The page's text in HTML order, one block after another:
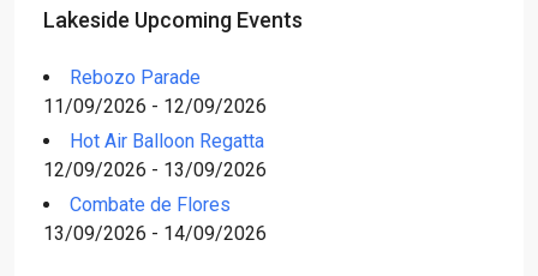
Lakeside Upcoming Events
Rebozo Parade
11/09/2026 - 12/09/2026
Hot Air Balloon Regatta
12/09/2026 - 13/09/2026
Combate de Flores
13/09/2026 - 14/09/2026